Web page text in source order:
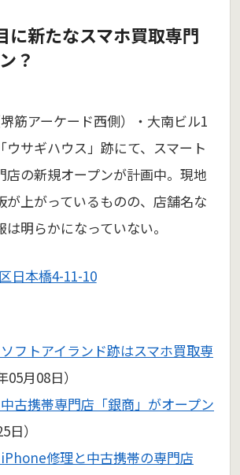
に新たなスマホ買取専門
？
筋アーケード西側）・大南ビル1
ウサギハウス」跡にて、スマート
店の新規オープンが計画中。現地
が上がっているものの、店舗名な
明らかになっていない。
日本橋4-11-10
フトアイランド跡はスマホ買取専
05月08日）
古携帯専門店「銀商」がオープン
日）
修理と中古携帯の専門店